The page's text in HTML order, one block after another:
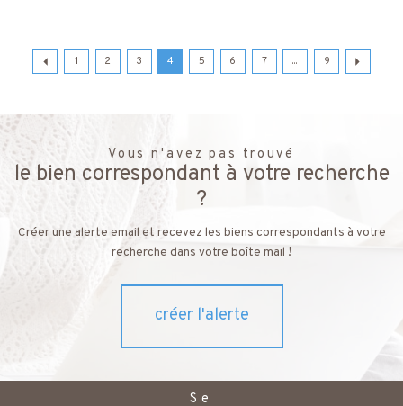
1 2 3 4 5 6 7 ... 9
Vous n'avez pas trouvé
le bien correspondant à votre recherche
?
Créer une alerte email et recevez les biens correspondants à votre
recherche dans votre boîte mail !
créer l'alerte
Se